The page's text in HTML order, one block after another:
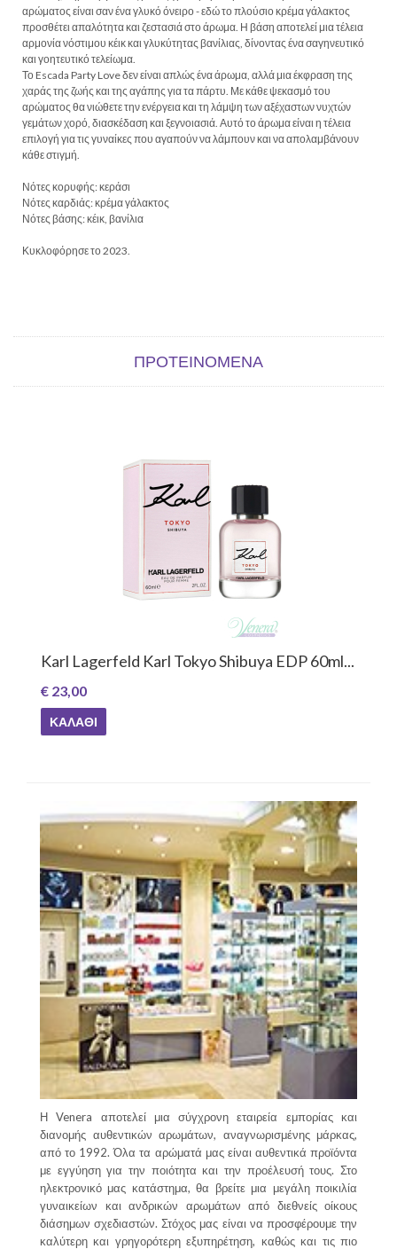
αρώματος είναι σαν ένα γλυκό όνειρο - εδώ το πλούσιο κρέμα γάλακτος
προσθέτει απαλότητα και ζεστασιά στο άρωμα. Η βάση αποτελεί μια τέλεια
αρμονία νόστιμου κέικ και γλυκύτητας βανίλιας, δίνοντας ένα σαγηνευτικό
και γοητευτικό τελείωμα.
Το Escada Party Love δεν είναι απλώς ένα άρωμα, αλλά μια έκφραση της
χαράς της ζωής και της αγάπης για τα πάρτυ. Με κάθε ψεκασμό του
αρώματος θα νιώθετε την ενέργεια και τη λάμψη των αξέχαστων νυχτών
γεμάτων χορό, διασκέδαση και ξεγνοιασιά. Αυτό το άρωμα είναι η τέλεια
επιλογή για τις γυναίκες που αγαπούν να λάμπουν και να απολαμβάνουν
κάθε στιγμή.
Νότες κορυφής: κεράσι
Νότες καρδιάς: κρέμα γάλακτος
Νότες βάσης: κέικ, βανίλια
Κυκλοφόρησε το 2023.
ΠΡΟΤΕΙΝΌΜΕΝΑ
Karl Lagerfeld Karl Tokyo Shibuya EDP 60ml...
€ 23,00
ΚΑΛΆΘΙ
Η Venera αποτελεί μια σύγχρονη εταιρεία εμπορίας και
διανομής αυθεντικών αρωμάτων, αναγνωρισμένης μάρκας,
από το 1992. Όλα τα αρώματά μας είναι αυθεντικά προϊόντα
με εγγύηση για την ποιότητα και την προέλευσή τους. Στο
ηλεκτρονικό μας κατάστημα, θα βρείτε μια μεγάλη ποικιλία
γυναικείων και ανδρικών αρωμάτων από διεθνείς οίκους
διάσημων σχεδιαστών. Στόχος μας είναι να προσφέρουμε την
καλύτερη και γρηγορότερη εξυπηρέτηση, καθώς και τις πιο